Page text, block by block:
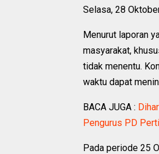
Selasa, 28
Menurut laporan
masyarakat,
tidak menentu.
waktu dapat
BACA JUGA :
Pengurus PD
Pada periode 25